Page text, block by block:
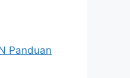
Panduan